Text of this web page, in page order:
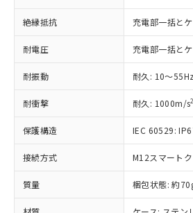
絶縁抵抗 充電部一括と
耐電圧 充電部一括と
耐振動 耐久: 10～
耐衝撃 耐久: 1000m/s2
保護構造 IEC 60529:
接続方式 M12スマート
質量 梱包状態: 約
在庫状況および標準価
記載している更新日時
タに基づき作成される
覧された時点での実際
準価格とは異なる場合
了承ください。
正式な納期状況および
様のお取引先、または
ムロン制御機器販売店
ご相談ください。
オムロン制御機器販売
販売ネットワーク
在庫状況および標準価
*EU RoHS指令（10物質）：
鉛(Pb) 1000ppm以下、 水銀(Hg)
ミウム(Cd) 100ppm以下、
六価クロム(Cr(Ⅵ)) 1000ppm以下、
類(PBB) 1000ppm以下、ポリ臭化ジ
ル) (DEHP)(別名：DOP) 1000ppm以
ルベンジル（BBP） 1000ppm以下、
（DBP） 1000ppm以下、フタル酸
(DIBP) 1000ppm以下
但し、RoHS指令で産業用監視および
適用除外項目は除く。
フタル酸エステル類の４物質について
図的な使用がないことを確認していま
い合わせください。
*中国RoHS10物質の基準値 (GB/
Pb(鉛) :1000ppm、 Hg(水銀) :
Cr(Ⅵ)(六価クロム) : 1000ppm、
ニル類) : 1000ppm、 PBDEs(ポリ臭
DBP(フタル酸ジブチル) : 1000ppm、
イソブチル) : 1000ppm、 BBP(フタ
ル) : 1000ppm、
※2 環境保護使用期限
「ｅ」：有害物質（10物質）
為替および外国貿易法
（以下｢規制貨物等」
または国外への提供す
国政府の輸出許可(また
可)を取得するなどの必
当社は規制貨物を破棄
全に破砕するなど、違
当社は貴社製品を、核兵
ル、化学兵器、生物兵
武器並びにこれらの製
使用いたしません。
当社は、貴社製品を第
一定数以上の在庫
一定数には満たな
在庫なし(最新の在
いては、お客様の
たはお客様担当の
機器販売店・当社